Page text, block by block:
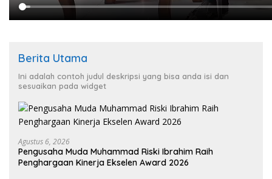
Berita Utama
Ini adalah contoh judul deskripsi yang bisa anda isi dan
sesuaikan pada widget
Agustus 6, 2026
Pengusaha Muda Muhammad Riski Ibrahim Raih
Penghargaan Kinerja Ekselen Award 2026